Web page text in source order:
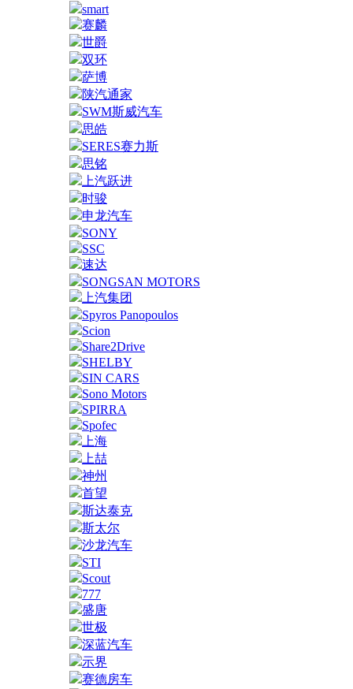
smart
赛麟
世爵
双环
萨博
陕汽通家
SWM斯威汽车
思皓
SERES赛力斯
思铭
上汽跃进
时骏
申龙汽车
SONY
SSC
速达
SONGSAN MOTORS
上汽集团
Spyros Panopoulos
Scion
Share2Drive
SHELBY
SIN CARS
Sono Motors
SPIRRA
Spofec
上海
上喆
神州
首望
斯达泰克
斯太尔
沙龙汽车
STI
Scout
777
盛唐
世极
深蓝汽车
示界
赛德房车